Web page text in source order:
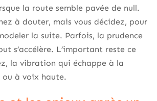
la route semble pavée de null.
à douter, mais vous décidez, pour
la suite. Parfois, la prudence
s’accélère. L’important reste ce
la vibration qui échappe à la
ou à voix haute.